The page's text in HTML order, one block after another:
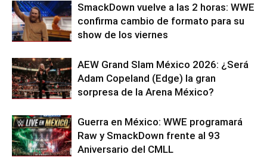
SmackDown vuelve a las 2 horas: WWE
confirma cambio de formato para su
show de los viernes
AEW Grand Slam México 2026: ¿Será
Adam Copeland (Edge) la gran
sorpresa de la Arena México?
Guerra en México: WWE programará
Raw y SmackDown frente al 93
Aniversario del CMLL